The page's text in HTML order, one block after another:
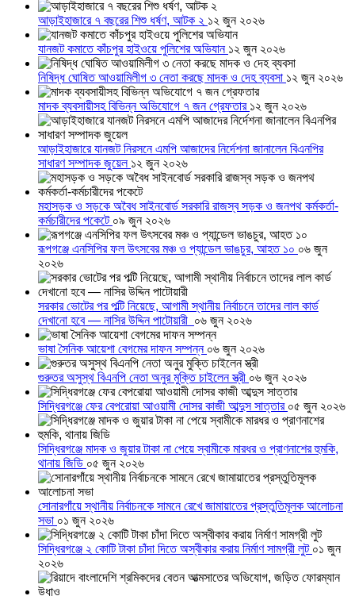
আড়াইহাজারে ৭ বছরের শিশু ধর্ষণ, আটক ২ ১২ জুন ২০২৬
যানজট কমাতে কাঁচপুর হাইওয়ে পুলিশের অভিযান ১২ জুন ২০২৬
নিষিদ্ধ ঘোষিত আওয়ামিলীগ ৩ নেতা করছে মাদক ও দেহ ব্যবসা ১২ জুন ২০২৬
মাদক ব্যবসায়ীসহ বিভিন্ন অভিযোগে ৭ জন গ্রেফতার ১২ জুন ২০২৬
আড়াইহাজারে যানজট নিরসনে এমপি আজাদের নির্দেশনা জানালেন বিএনপির
সাধারণ সম্পাদক জুয়েল ১২ জুন ২০২৬
মহাসড়ক ও সড়কে অবৈধ সাইনবোর্ড সরকারি রাজস্ব সড়ক ও জনপথ কর্মকর্তা-
কর্মচারীদের পকেটে ০৯ জুন ২০২৬
রূপগঞ্জে এনসিপির ফল উৎসবের মঞ্চ ও প্যান্ডেল ভাঙচুর, আহত ১০ ০৬ জুন
২০২৬
সরকার ভোটের পর পল্টি নিয়েছে, আগামী স্থানীয় নির্বাচনে তাদের লাল কার্ড
দেখানো হবে — নাসির উদ্দিন পাটোয়ারী ০৬ জুন ২০২৬
ভাষা সৈনিক আয়েশা বেগমের দাফন সম্পন্ন ০৬ জুন ২০২৬
গুরুতর অসুস্থ বিএনপি নেতা অনুর মুক্তি চাইলেন স্ত্রী ০৬ জুন ২০২৬
সিদ্ধিরগঞ্জে ফের বেপরোয়া আওয়ামী দোসর কাজী আব্দুস সাত্তার ০৫ জুন ২০২৬
সিদ্ধিরগঞ্জে মাদক ও জুয়ার টাকা না পেয়ে স্বামীকে মারধর ও প্রাণনাশের হুমকি,
থানায় জিডি ০৫ জুন ২০২৬
সোনারগাঁয়ে স্থানীয় নির্বাচনকে সামনে রেখে জামায়াতের প্রস্তুতিমূলক আলোচনা
সভা ০১ জুন ২০২৬
সিদ্ধিরগঞ্জে ২ কোটি টাকা চাঁদা দিতে অস্বীকার করায় নির্মাণ সামগ্রী লুট ০১ জুন
২০২৬